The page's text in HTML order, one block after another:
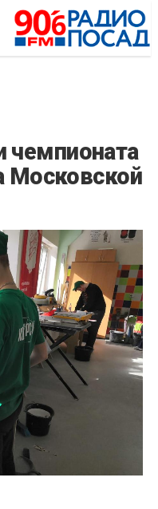
чемпионата
Московской